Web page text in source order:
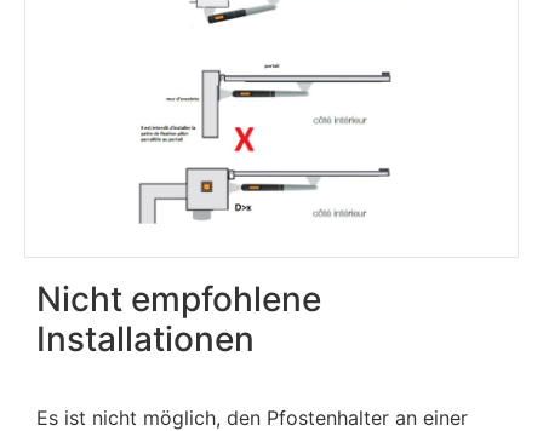
Nicht empfohlene
Installationen
Es ist nicht möglich, den Pfostenhalter an einer